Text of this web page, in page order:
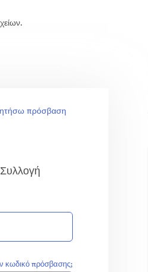
πρόσβαση
κωδικό πρόσβασης;